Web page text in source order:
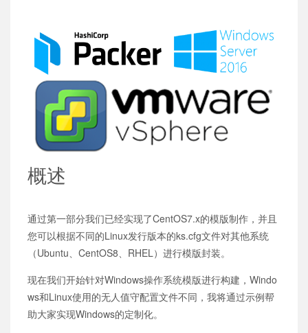
概述
通过第一部分我们已经实现了CentOS7.x的模版制作，并且
您可以根据不同的Linux发行版本的ks.cfg文件对其他系统
（Ubuntu、CentOS8、RHEL）进行模版封装。
现在我们开始针对Windows操作系统模版进行构建，Windo
ws和Linux使用的无人值守配置文件不同，我将通过示例帮
助大家实现Windows的定制化。